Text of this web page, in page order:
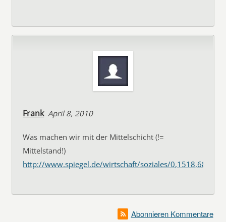
Frank April 8, 2010
Was machen wir mit der Mittelschicht (!=
Mittelstand!)
http://www.spiegel.de/wirtschaft/soziales/
Abonnieren Kommentare